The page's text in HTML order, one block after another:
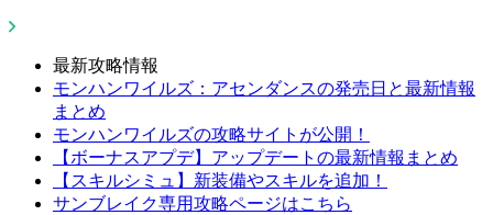
最新攻略情報
モンハンワイルズ：アセンダンスの発売日と最新情報
まとめ
モンハンワイルズの攻略サイトが公開！
【ボーナスアプデ】アップデートの最新情報まとめ
【スキルシミュ】新装備やスキルを追加！
サンブレイク専用攻略ページはこちら